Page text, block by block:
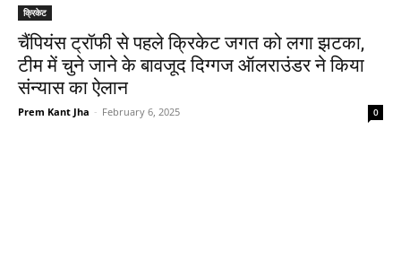
क्रिकेट
चैंपियंस ट्रॉफी से पहले क्रिकेट जगत को लगा झटका,
टीम में चुने जाने के बावजूद दिग्गज ऑलराउंडर ने किया
संन्यास का ऐलान
Prem Kant Jha - February 6, 2025 0